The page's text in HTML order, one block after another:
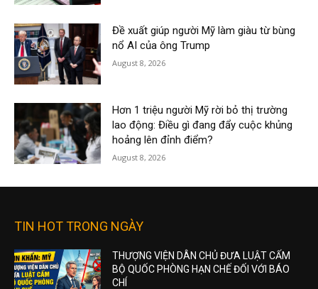
Đề xuất giúp người Mỹ làm giàu từ bùng
nổ AI của ông Trump
August 8, 2026
Hơn 1 triệu người Mỹ rời bỏ thị trường
lao động: Điều gì đang đẩy cuộc khủng
hoảng lên đỉnh điểm?
August 8, 2026
TIN HOT TRONG NGÀY
THƯỢNG VIỆN DÂN CHỦ ĐƯA LUẬT CẤM
BỘ QUỐC PHÒNG HẠN CHẾ ĐỐI VỚI BÁO
CHÍ